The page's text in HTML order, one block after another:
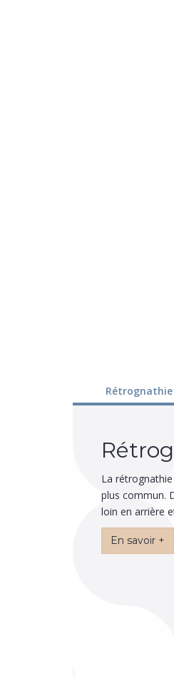
Rétrognathie
La
plus commun.
loin en arrière
En savoir +